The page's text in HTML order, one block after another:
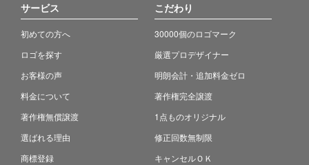
サービス
初めての方へ
ロゴを探す
お客様の声
料金について
著作権無償譲渡
選ばれる理由
商標登録
こだわり
30000個のロゴマーク
厳選プロデザイナー
明朗会計・追加料金ゼロ
著作権完全譲渡
1点ものオリジナル
修正回数無制限
キャンセルＯＫ